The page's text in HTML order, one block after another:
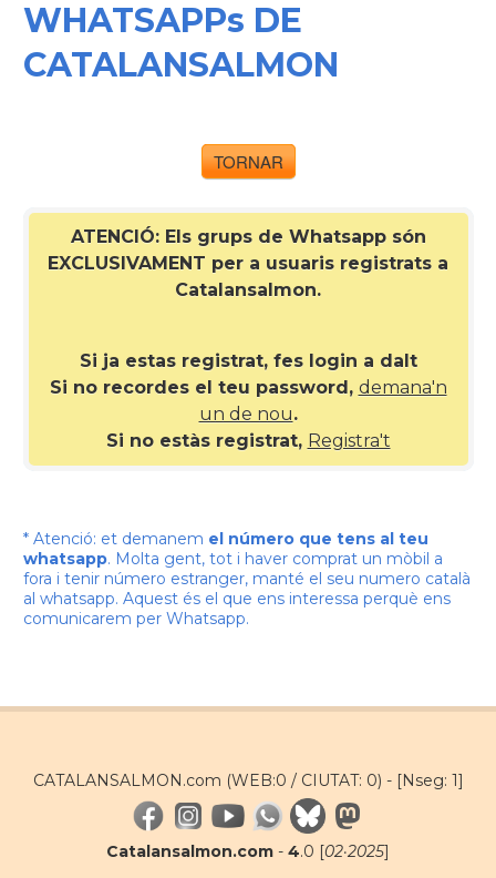
WHATSAPPs DE
CATALANSALMON
TORNAR
ATENCIÓ: Els grups de Whatsapp són
EXCLUSIVAMENT per a usuaris registrats a
Catalansalmon.
Si ja estas registrat, fes login a dalt
Si no recordes el teu password, demana'n
un de nou.
Si no estàs registrat, Registra't
* Atenció: et demanem el número que tens al teu
whatsapp. Molta gent, tot i haver comprat un mòbil a
fora i tenir número estranger, manté el seu numero català
al whatsapp. Aquest és el que ens interessa perquè ens
comunicarem per Whatsapp.
CATALANSALMON.com (WEB:0 / CIUTAT: 0) - [Nseg: 1]
Catalansalmon.com - 4.0 [02·2025]